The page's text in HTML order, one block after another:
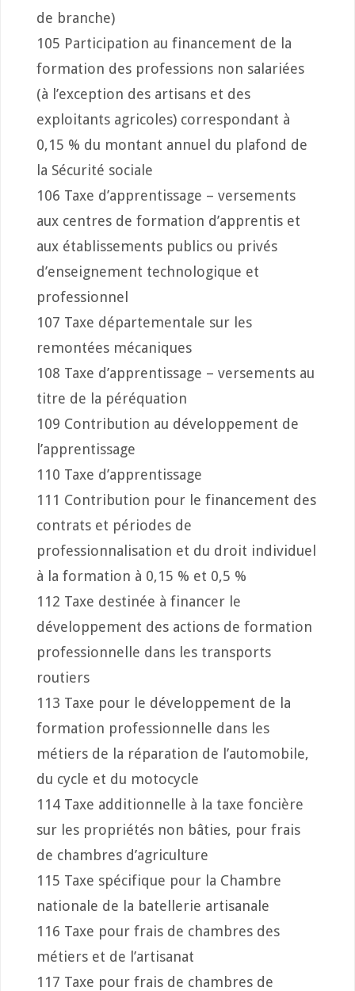
de branche)
105 Participation au financement de la
formation des professions non salariées
(à l’exception des artisans et des
exploitants agricoles) correspondant à
0,15 % du montant annuel du plafond de
la Sécurité sociale
106 Taxe d’apprentissage – versements
aux centres de formation d’apprentis et
aux établissements publics ou privés
d’enseignement technologique et
professionnel
107 Taxe départementale sur les
remontées mécaniques
108 Taxe d’apprentissage – versements au
titre de la péréquation
109 Contribution au développement de
l’apprentissage
110 Taxe d’apprentissage
111 Contribution pour le financement des
contrats et périodes de
professionnalisation et du droit individuel
à la formation à 0,15 % et 0,5 %
112 Taxe destinée à financer le
développement des actions de formation
professionnelle dans les transports
routiers
113 Taxe pour le développement de la
formation professionnelle dans les
métiers de la réparation de l’automobile,
du cycle et du motocycle
114 Taxe additionnelle à la taxe foncière
sur les propriétés non bâties, pour frais
de chambres d’agriculture
115 Taxe spécifique pour la Chambre
nationale de la batellerie artisanale
116 Taxe pour frais de chambres des
métiers et de l’artisanat
117 Taxe pour frais de chambres de